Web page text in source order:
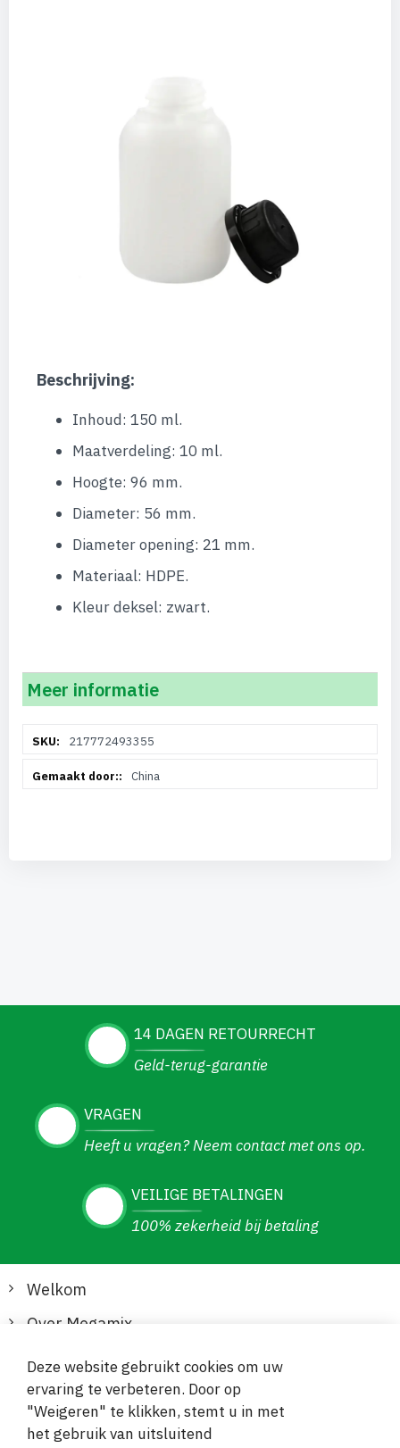
Beschrijving:
Inhoud: 150 ml.
Maatverdeling: 10 ml.
Hoogte: 96 mm.
Diameter: 56 mm.
Diameter opening: 21 mm.
Materiaal: HDPE.
Kleur deksel: zwart.
Meer informatie
informatie217772493355
China
14 DAGEN RETOURRECHT
Geld-terug-garantie
VRAGEN
Heeft u vragen? Neem contact met ons op.
VEILIGE BETALINGEN
100% zekerheid bij betaling
Welkom
Over Megamix
Informatie
Klantenservice
Deze website gebruikt cookies om uw
ervaring te verbeteren. Door op
"Weigeren" te klikken, stemt u in met
het gebruik van uitsluitend